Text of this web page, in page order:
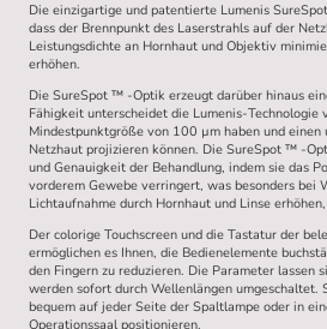
Die einzigartige und patentierte Lumenis
dass der Brennpunkt des Laserstrahls auf der
Leistungsdichte an Hornhaut und Objektiv
erhöhen.
Die SureSpot ™ -Optik erzeugt darüber hinaus
Fähigkeit unterscheidet die Lumenis-Technologie
Mindestpunktgröße von 100 µm haben und einen
Netzhaut projizieren können. Die SureSpot ™ -
und Genauigkeit der Behandlung, indem sie das
vorderem Gewebe verringert, was besonders bei
Lichtaufnahme durch Hornhaut und Linse
Der colorige Touchscreen und die Tastatur der
ermöglichen es Ihnen, die Bedienelemente
den Fingern zu reduzieren. Die Parameter lassen
werden sofort durch Wellenlängen umgeschaltet.
bequem auf jeder Seite der Spaltlampe oder in
Operationssaal positionieren.